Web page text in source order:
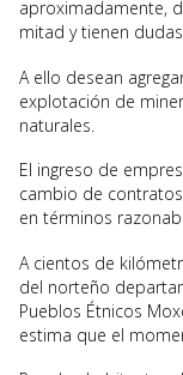
aproximadamente,
mitad y tienen
A ello desean
explotación de
naturales.
El ingreso de
cambio de
en términos
A cientos de
del norteño
Pueblos Étnicos
estima que el